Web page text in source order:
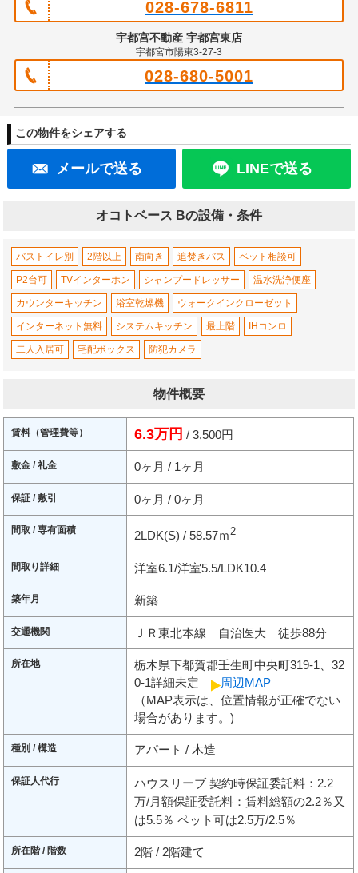
028-678-6811
宇都宮不動産 宇都宮東店
宇都宮市陽東3-27-3
028-680-5001
この物件をシェアする
メールで送る LINEで送る
オコトベース Bの設備・条件
バストイレ別 2階以上 南向き 追焚きバス ペット相談可
P2台可 TVインターホン シャンプードレッサー 温水洗浄便座
カウンターキッチン 浴室乾燥機 ウォークインクローゼット
インターネット無料 システムキッチン 最上階 IHコンロ
二人入居可 宅配ボックス 防犯カメラ
物件概要
賃料（管理費等） 6.3万円 / 3,500円
敷金 / 礼金 0ヶ月 / 1ヶ月
保証 / 敷引 0ヶ月 / 0ヶ月
間取 / 専有面積 2LDK(S) / 58.57ｍ2
間取り詳細 洋室6.1/洋室5.5/LDK10.4
築年月 新築
交通機関 ＪＲ東北本線 自治医大 徒歩88分
所在地
栃木県下都賀郡壬生町中央町319-1、32
0-1詳細未定
周辺MAP
（MAP表示は、位置情報が正確でない
場合があります。)
種別 / 構造 アパート / 木造
保証人代行
ハウスリーブ 契約時保証委託料：2.2
万/月額保証委託料：賃料総額の2.2％又
は5.5％ ペット可は2.5万/2.5％
所在階 / 階数 2階 / 2階建て